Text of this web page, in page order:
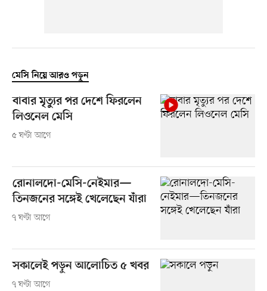
মেসি নিয়ে আরও পড়ুন
বাবার মৃত্যুর পর দেশে ফিরলেন
লিওনেল মেসি
৫ ঘণ্টা আগে
রোনালদো-মেসি-নেইমার—
তিনজনের সঙ্গেই খেলেছেন যাঁরা
৭ ঘণ্টা আগে
সকালেই পড়ুন আলোচিত ৫ খবর
৭ ঘণ্টা আগে